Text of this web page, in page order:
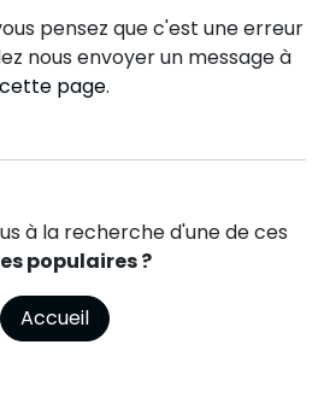
pensez que c'est une erreur
nous envoyer un message à
cette page.
à la recherche d'une de ces
populaires ?
Accueil